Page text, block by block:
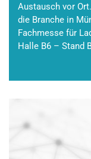
Austausch vor
die Branche in
Fachmesse für
Halle B6 – Stand